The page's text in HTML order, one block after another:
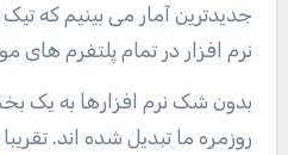
جدیدترین آمار می بینیم که
نرم افزار در تمام پلتفرم های
بدون شک نرم افزارها به یک
روزمره ما تبدیل شده اند.